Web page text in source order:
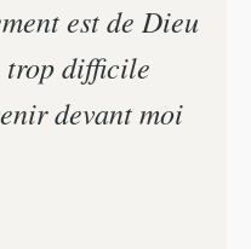
est de Dieu
trop difficile
devant moi